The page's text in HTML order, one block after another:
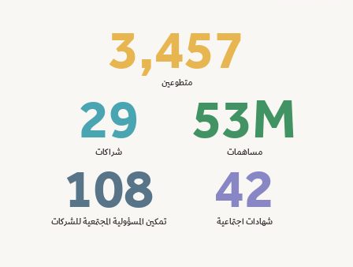
3,457
متطوعين53M
مساهمات 29
شراكات 42
شهادات اجتماعية 108
تمكين المسؤولية المجتمعية للشركات